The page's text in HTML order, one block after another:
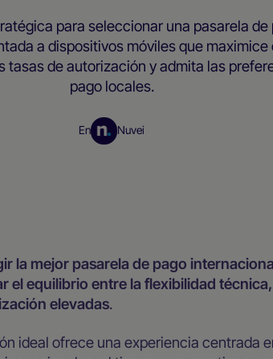
para seleccionar una pasarela de
a dispositivos móviles que maximice
tasas de autorización y admita las
pago locales.
En Nuvei
la mejor pasarela de pago
el equilibrio entre la flexibilidad
elevadas.
ideal ofrece una experiencia centrada